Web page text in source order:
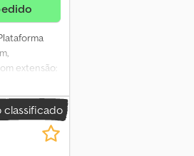
extensão:
geral sem
dos
Aplicam-se
de
classificado